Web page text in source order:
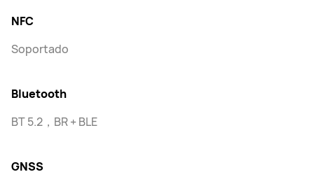
NFC
Soportado
Bluetooth
BT 5.2，BR + BLE
GNSS